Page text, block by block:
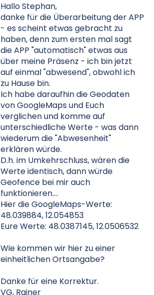
Hallo Stephan,
danke für die Überarbeitung der APP
- es scheint etwas gebracht zu
haben, denn zum ersten mal sagt
die APP "automatisch" etwas aus
über meine Präsenz - ich bin jetzt
auf einmal "abwesend", obwohl ich
zu Hause bin.
Ich habe daraufhin die Geodaten
von GoogleMaps und Euch
verglichen und komme auf
unterschiedliche Werte - was dann
wiederum die "Abwesenheit"
erklären würde.
D.h. im Umkehrschluss, wären die
Werte identisch, dann würde
Geofence bei mir auch
funktionieren....
Hier die GoogleMaps-Werte:
48.039884, 12.054853
Eure Werte: 48.0387145, 12.0506532
Wie kommen wir hier zu einer
einheitlichen Ortsangabe?
Danke für eine Korrektur.
VG, Rainer